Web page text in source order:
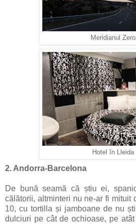
Meridianul Zero
Hotel în Lleida
2. Andorra-Barcelona
De bună seamă că știu ei,
călătorii, altminteri nu ne-ar fi mituit
10, cu tortilla și jamboane de nu
dulciuri pe cât de ochioase, pe